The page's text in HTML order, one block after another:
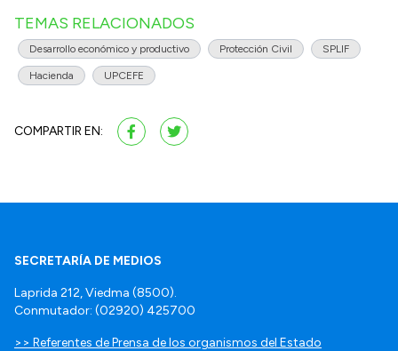
TEMAS RELACIONADOS
Desarrollo económico y productivo Protección Civil SPLIF
Hacienda UPCEFE
COMPARTIR EN:
SECRETARÍA DE MEDIOS
Laprida 212, Viedma (8500).
Conmutador: (02920) 425700
>> Referentes de Prensa de los organismos del Estado